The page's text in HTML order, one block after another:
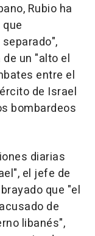
Rubio ha
un "alto el
entre el
de Israel
bombardeos
diarias
el jefe de
que "el
de
libanés",